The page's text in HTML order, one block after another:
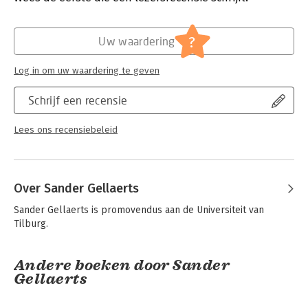
snellere technologische ontwikkelingen. Het recht biedt
technologieneutrale benadering van diverse bepalingen en de
vele open normen in het recht. Toch vraagt een dergelijke
open benadering wel om een specifieke en soms technische
invulling van het recht.
ICT en recht:
- Telecommunicatierecht
- Privacyrecht
IT-management / ICT
ICT recht - Algemeen
Schrijf een recensie
Lees ons recensiebeleid
Uw waardering ?
Log in om uw waardering te geven
Over Sander Gellaerts
Sander Gellaerts is promovendus aan de Universiteit van
Tilburg.
Andere boeken door Sander
Gellaerts